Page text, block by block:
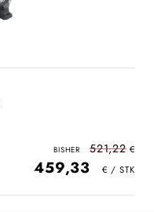
521,22
459,33